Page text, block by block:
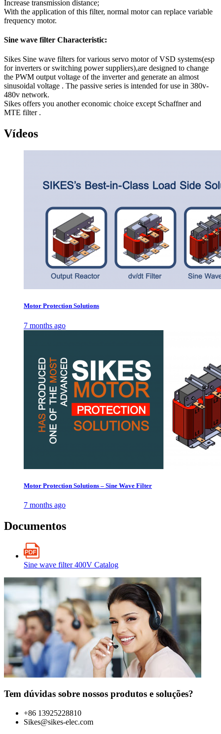
Increase transmission distance;
With the application of this filter, normal motor can replace variable
frequency motor.
Sine wave filter Characteristic:
Sikes Sine wave filters for various servo motor of VSD systems(esp
for inverters or switching power suppliers),are designed to change
the PWM output voltage of the inverter and generate an almost
sinusoidal voltage . The passive series is intended for use in 380v-
480v network.
Sikes offers you another economic choice except Schaffner and
MTE filter .
Vídeos
Motor Protection Solutions
7 months ago
Motor Protection Solutions – Sine Wave Filter
7 months ago
Documentos
Sine wave filter 400V Catalog
Tem dúvidas sobre nossos produtos e soluções?
+86 13925228810
Sikes@sikes-elec.com